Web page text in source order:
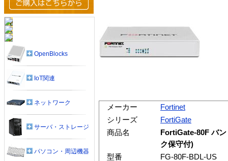
メーカー
Fortinet
シリーズ
FortiGate
商品名
FortiGate-80F バ
ク保守付)
型番
FG-80F-BDL-US
OpenBlocks
IoT関連
ネットワーク
サーバ・ストレージ
パソコン・周辺機器